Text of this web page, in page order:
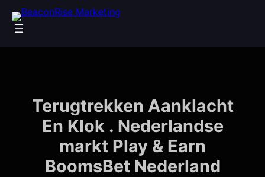
content
Terugtrekken Aanklacht
En Klok . Nederlandse
markt Play & Earn
BoomsBet Nederland